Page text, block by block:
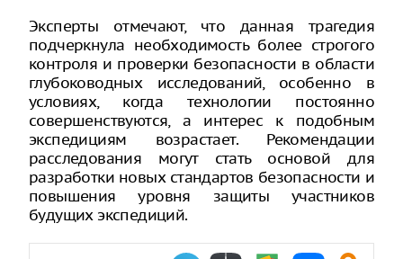
Эксперты отмечают, что данная трагедия
подчеркнула необходимость более строгого
контроля и проверки безопасности в области
глубоководных исследований, особенно в
условиях, когда технологии постоянно
совершенствуются, а интерес к подобным
экспедициям возрастает. Рекомендации
расследования могут стать основой для
разработки новых стандартов безопасности и
повышения уровня защиты участников
будущих экспедиций.